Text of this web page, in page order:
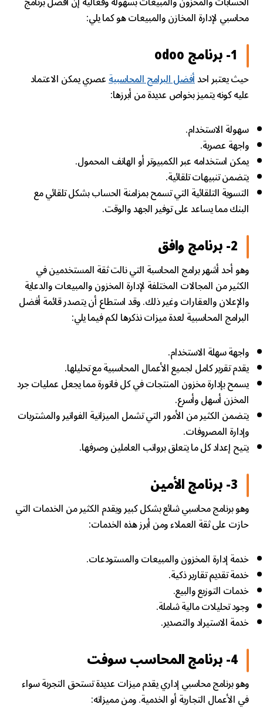
محاسبي لإدارة المخازن والمبيعات هو كما يلي:
1- برنامج odoo
حيث يعتبر احدأفضل البرامج المحاسبيةعصري يمكن الاعتماد
عليه كونه يتميز بخواص عديدة من أبرزها:
سهولة الاستخدام.
واجهة عصرية.
يمكن استخدامه عبر الكمبيوتر أو الهاتف المحمول.
يتضمن تنبيهات تلقائية.
التسوية التلقائية التي تسمح بمزامنة الحساب بشكل تلقائي مع
البنك مما يساعد على توفير الجهد والوقت.
2- برنامج وافق
وهو أحد أشهر برامج المحاسبة التي نالت ثقة المستخدمين في
الكثير من المجالات المختلفة لإدارة المخزون والمبيعات والدعاية
والإعلان والعقارات وغير ذلك. وقد استطاع أن يتصدر قائمة أفضل
البرامج المحاسبية لعدة ميزات نذكرها لكم فيما يلي:
واجهة سهلة الاستخدام.
يقدم تقرير كامل لجميع الأعمال المحاسبية مع تحليلها.
يسمح بإدارة مخزون المنتجات في كل فاتورة مما يجعل عمليات جرد
المخزن أسهل وأسرع.
يتضمن الكثير من الأمور التي تشمل الميزانية الفواتير والمشتريات
وإدارة المصروفات.
يتيح إعداد كل ما يتعلق برواتب العاملين وصرفها.
3- برنامج الأمين
وهو برنامج محاسبي شائع بشكل كبير ويقدم الكثير من الخدمات التي
حازت على ثقة العملاء ومن أبرز هذه الخدمات:
خدمة إدارة المخزون والمبيعات والمستودعات.
خدمة تقديم تقارير ذكية.
خدمات التوزيع والبيع.
وجود تحليلات مالية شاملة.
خدمة الاستيراد والتصدير.
4- برنامج المحاسب سوفت
وهو برنامج محاسبي إداري يقدم ميزات عديدة تستحق التجربة سواء
في الأعمال التجارية أو الخدمية. ومن مميزاته: